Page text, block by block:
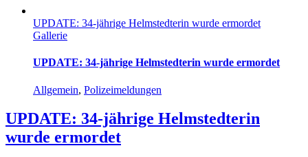
UPDATE: 34-jährige Helmstedterin wurde ermordet
Gallerie
UPDATE: 34-jährige Helmstedterin wurde ermordet
Allgemein, Polizeimeldungen
UPDATE: 34-jährige Helmstedterin
wurde ermordet